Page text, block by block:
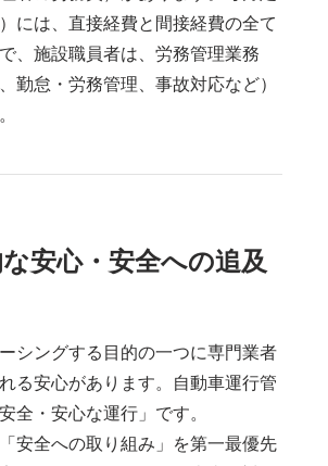
には、直接経費と間接経費の全て
、施設職員者は、労務管理業務
勤怠・労務管理、事故対応など）
安心・安全への追及
シングする目的の一つに専門業者
る安心があります。自動車運行管
全・安心な運行」です。
安全への取り組み」を第一最優先